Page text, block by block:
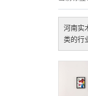
河南实
类的行